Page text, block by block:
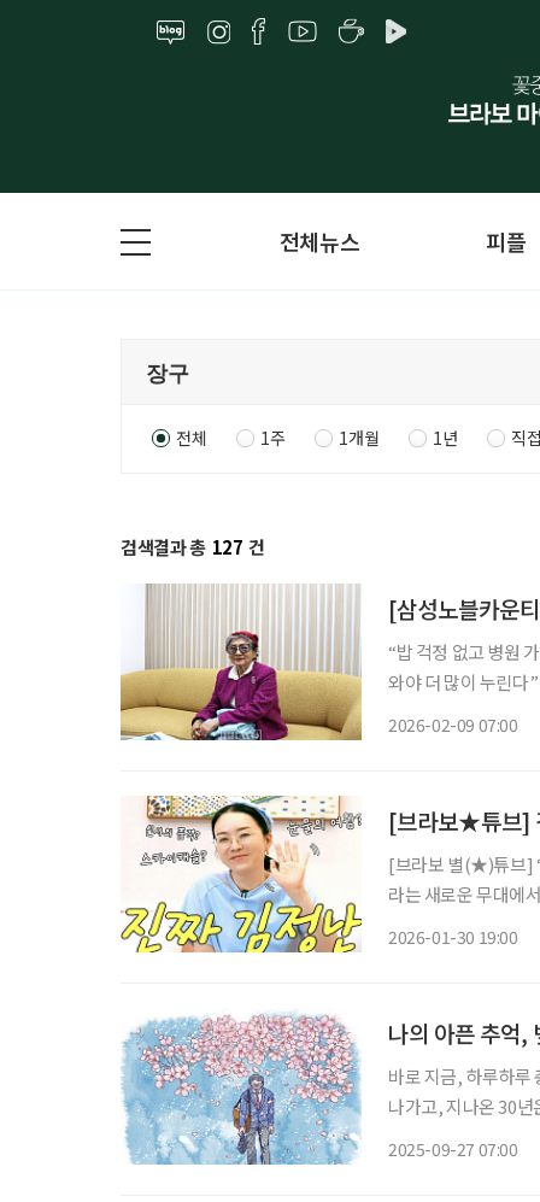
전체뉴스 피플
전체 1주 1개월 1년 직
검색결과 총 127 건
[삼성노블카운
“밥 걱정 없고 병원 가깝고”…노
와야 더 많이 누린다” 삼성노블카운티에 입주한 지 올해로 11년 차가 된 박선영 씨(1941년
2026-02-09 07:00
[브라보★튜브]
[브라보 별(★)튜브]
라는 새로운 무대에
2026-01-30 19:00
나의 아픈 추억,
바로 지금, 하루하루
나가고, 지나온 30년
2025-09-27 07:00